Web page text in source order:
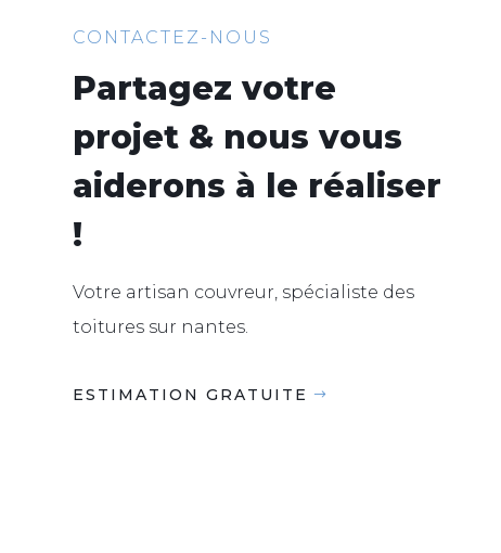
CONTACTEZ-NOUS
Partagez votre
projet & nous vous
aiderons à le réaliser
!
Votre artisan couvreur, spécialiste des
toitures sur nantes.
ESTIMATION GRATUITE